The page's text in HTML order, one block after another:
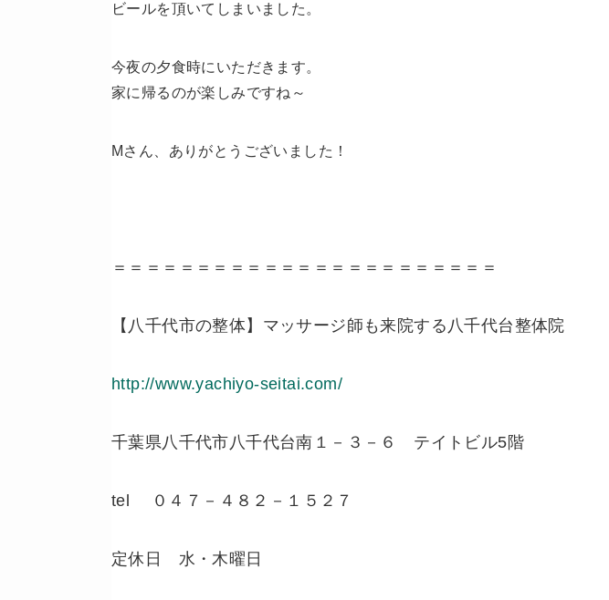
ビールを頂いてしまいました。
今夜の夕食時にいただきます。
家に帰るのが楽しみですね～
Mさん、ありがとうございました！
＝＝＝＝＝＝＝＝＝＝＝＝＝＝＝＝＝＝＝＝＝＝＝
【八千代市の整体】マッサージ師も来院する八千代台整体院
http://www.yachiyo-seitai.com/
千葉県八千代市八千代台南１－３－６ テイトビル5階
tel ０４７－４８２－１５２７
定休日 水・木曜日